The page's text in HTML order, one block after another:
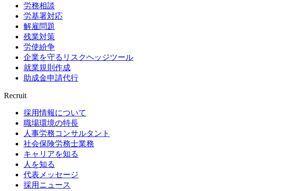
労務相談
労基署対応
解雇問題
残業対策
労使紛争
企業を守るリスクヘッジツール
就業規則作成
助成金申請代行
Recruit
採用情報について
職場環境の特長
人事労務コンサルタント
社会保険労務士業務
キャリアを知る
人を知る
代表メッセージ
採用ニュース